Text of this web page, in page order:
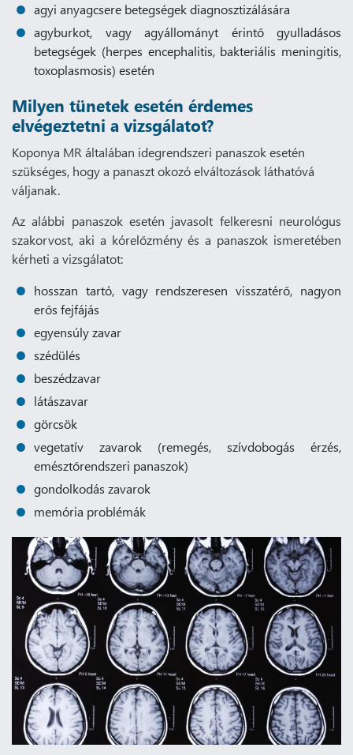
agyi anyagcsere betegségek diagnosztizálására
agyburkot, vagy agyállományt érintő gyulladásos
betegségek (herpes encephalitis, bakteriális meningitis,
toxoplasmosis) esetén
Milyen tünetek esetén érdemes
elvégeztetni a vizsgálatot?
Koponya MR általában idegrendszeri panaszok esetén
szükséges, hogy a panaszt okozó elváltozások láthatóvá
váljanak.
Az alábbi panaszok esetén javasolt felkeresni neurológus
szakorvost, aki a kórelőzmény és a panaszok ismeretében
kérheti a vizsgálatot:
hosszan tartó, vagy rendszeresen visszatérő, nagyon
erős fejfájás
egyensúly zavar
szédülés
beszédzavar
látászavar
görcsök
vegetatív zavarok (remegés, szívdobogás érzés,
emésztőrendszeri panaszok)
gondolkodás zavarok
memória problémák